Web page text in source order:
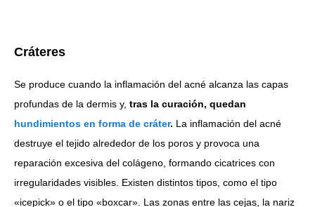
Cráteres
Se produce cuando la inflamación del acné alcanza las capas
profundas de la dermis y, tras la curación, quedan
hundimientos en forma de cráter. La inflamación del acné
destruye el tejido alrededor de los poros y provoca una
reparación excesiva del colágeno, formando cicatrices con
irregularidades visibles. Existen distintos tipos, como el tipo
«icepick» o el tipo «boxcar». Las zonas entre las cejas, la nariz